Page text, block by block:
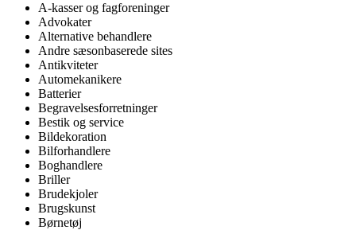
A-kasser og fagforeninger
Advokater
Alternative behandlere
Andre sæsonbaserede sites
Antikviteter
Automekanikere
Batterier
Begravelsesforretninger
Bestik og service
Bildekoration
Bilforhandlere
Boghandlere
Briller
Brudekjoler
Brugskunst
Børnetøj